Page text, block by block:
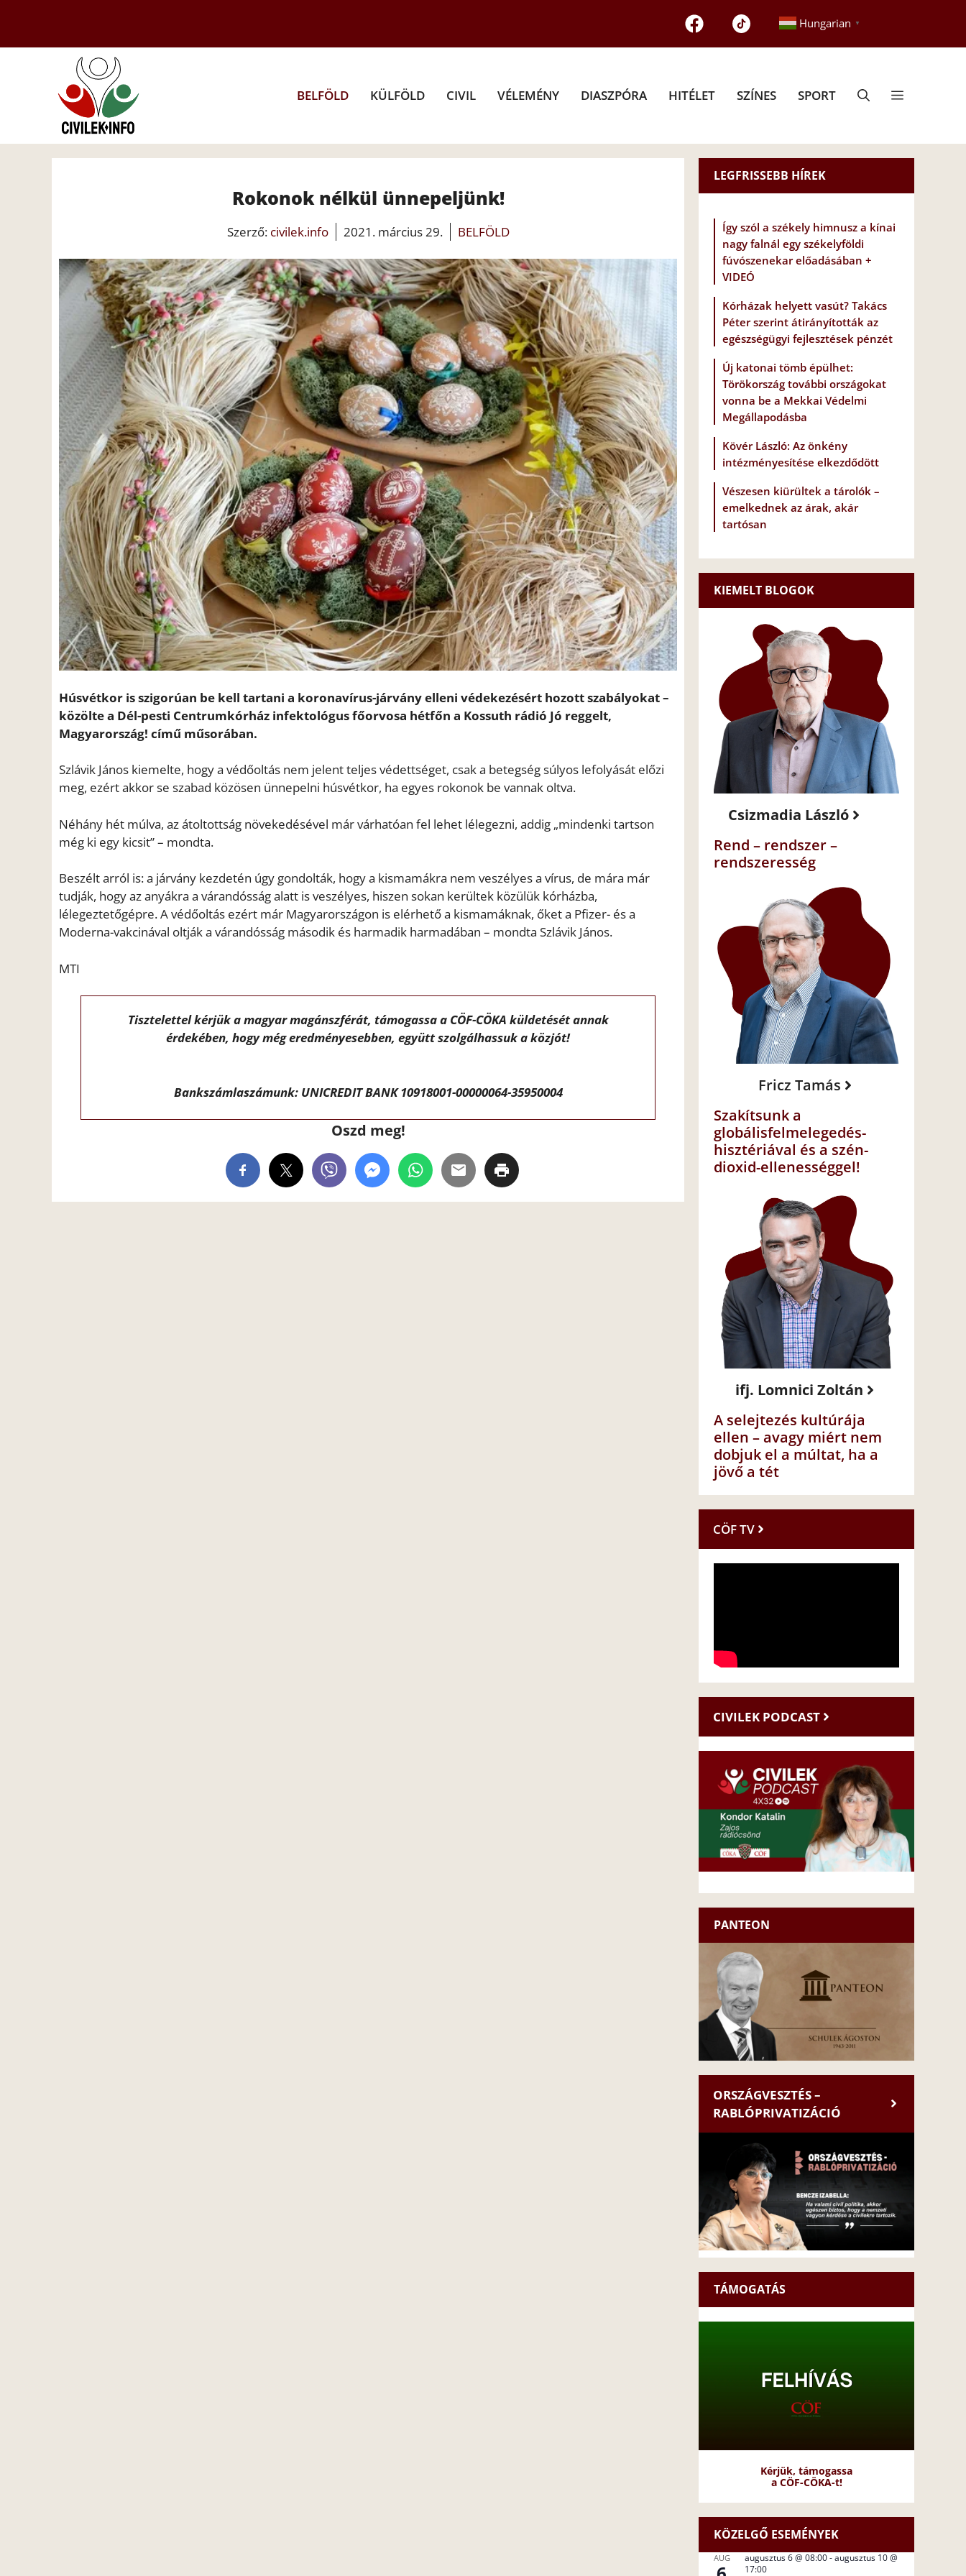
tartalomba
Hungarian ▼
BELFÖLD KÜLFÖLD CIVIL VÉLEMÉNY DIASZPÓRA HITÉLET SZÍNES SPORT
Rokonok nélkül ünnepeljünk!
Szerző: civilek.info 2021. március 29. BELFÖLD
Húsvétkor is szigorúan be kell tartani a koronavírus-járvány elleni védekezésért hozott szabályokat –
közölte a Dél-pesti Centrumkórház infektológus főorvosa hétfőn a Kossuth rádió Jó reggelt,
Magyarország! című műsorában.
Szlávik János kiemelte, hogy a védőoltás nem jelent teljes védettséget, csak a betegség súlyos lefolyását előzi
meg, ezért akkor se szabad közösen ünnepelni húsvétkor, ha egyes rokonok be vannak oltva.
Néhány hét múlva, az átoltottság növekedésével már várhatóan fel lehet lélegezni, addig „mindenki tartson
még ki egy kicsit” – mondta.
Beszélt arról is: a járvány kezdetén úgy gondolták, hogy a kismamákra nem veszélyes a vírus, de mára már
tudják, hogy az anyákra a várandósság alatt is veszélyes, hiszen sokan kerültek közülük kórházba,
lélegeztetőgépre. A védőoltás ezért már Magyarországon is elérhető a kismamáknak, őket a Pfizer- és a
Moderna-vakcinával oltják a várandósság második és harmadik harmadában – mondta Szlávik János.
MTI
Tisztelettel kérjük a magyar magánszférát, támogassa a CÖF-CÖKA küldetését annak
érdekében, hogy még eredményesebben, együtt szolgálhassuk a közjót!
Bankszámlaszámunk: UNICREDIT BANK 10918001-00000064-35950004
Oszd meg!
LEGFRISSEBB HÍREK
Így szól a székely himnusz a kínai
nagy falnál egy székelyföldi
fúvószenekar előadásában +
VIDEÓ
Kórházak helyett vasút? Takács
Péter szerint átirányították az
egészségügyi fejlesztések pénzét
Új katonai tömb épülhet:
Törökország további országokat
vonna be a Mekkai Védelmi
Megállapodásba
Kövér László: Az önkény
intézményesítése elkezdődött
Vészesen kiürültek a tárolók –
emelkednek az árak, akár
tartósan
KIEMELT BLOGOK
Csizmadia László
Rend – rendszer –
rendszeresség
Fricz Tamás
Szakítsunk a
globálisfelmelegedés-
hisztériával és a szén-
dioxid-ellenességgel!
ifj. Lomnici Zoltán
A selejtezés kultúrája
ellen – avagy miért nem
dobjuk el a múltat, ha a
jövő a tét
CÖF TV
CIVILEK PODCAST
PANTEON
ORSZÁGVESZTÉS –
RABLÓPRIVATIZÁCIÓ
TÁMOGATÁS
Kérjük, támogassa
a CÖF-CÖKA-t!
KÖZELGŐ ESEMÉNYEK
AUG augusztus 6 @ 08:00-augusztus 10 @
17:00